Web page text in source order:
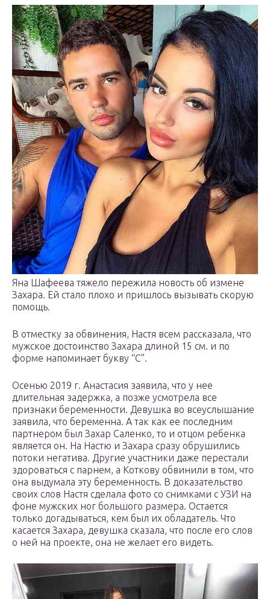
Яна Шафеева тяжело пережила новость об измене
Захара. Ей стало плохо и пришлось вызывать скорую
помощь.
В отместку за обвинения, Настя всем рассказала, что
мужское достоинство Захара длиной 15 см. и по
форме напоминает букву “С”.
Осенью 2019 г. Анастасия заявила, что у нее
длительная задержка, а позже усмотрела все
признаки беременности. Девушка во всеуслышание
заявила, что беременна. А так как ее последним
партнером был Захар Саленко, то и отцом ребенка
является он. На Настю и Захара сразу обрушились
потоки негатива. Другие участники даже перестали
здороваться с парнем, а Коткову обвинили в том, что
она выдумала эту беременность. В доказательство
своих слов Настя сделала фото со снимками с УЗИ на
фоне мужских ног большого размера. Остается
только догадываться, кем был их обладатель. Что
касается Захара, девушка сказала, что после его слов
о ней на проекте, она не желает его видеть.